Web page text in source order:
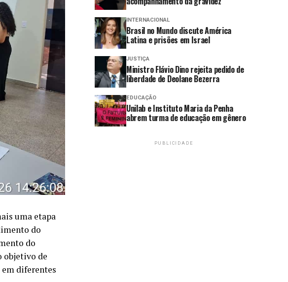
uma etapa
do
do
objetivo de
diferentes
INTERNACIONAL
Brasil no Mundo discute América
Latina e prisões em Israel
JUSTIÇA
Ministro Flávio Dino rejeita pedido de
liberdade de Deolane Bezerra
EDUCAÇÃO
Unilab e Instituto Maria da Penha
abrem turma de educação em gênero
PUBLICIDADE